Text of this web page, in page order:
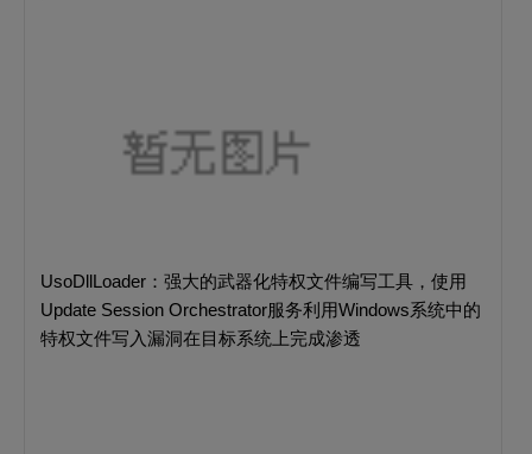
UsoDllLoader：强大的武器化特权文件编写工具，使用
Update Session Orchestrator服务利用Windows系统中的
特权文件写入漏洞在目标系统上完成渗透